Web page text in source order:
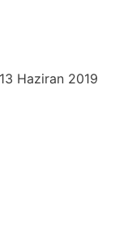
Haziran 2019